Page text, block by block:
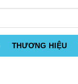
THƯƠNG HIỆU